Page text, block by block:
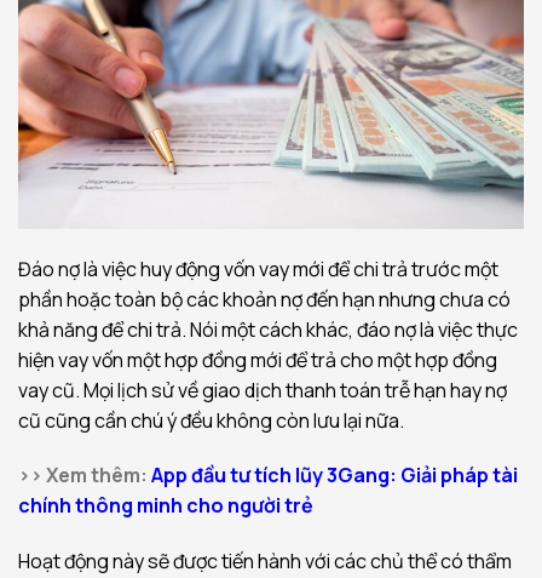
Đáo nợ là việc huy động vốn vay mới để chi trả trước một
phần hoặc toàn bộ các khoản nợ đến hạn nhưng chưa có
khả năng để chi trả. Nói một cách khác, đáo nợ là việc thực
hiện vay vốn một hợp đồng mới để trả cho một hợp đồng
vay cũ. Mọi lịch sử về giao dịch thanh toán trễ hạn hay nợ
cũ cũng cần chú ý đều không còn lưu lại nữa.
>> Xem thêm: App đầu tư tích lũy 3Gang: Giải pháp tài
chính thông minh cho người trẻ
Hoạt động này sẽ được tiến hành với các chủ thể có thẩm